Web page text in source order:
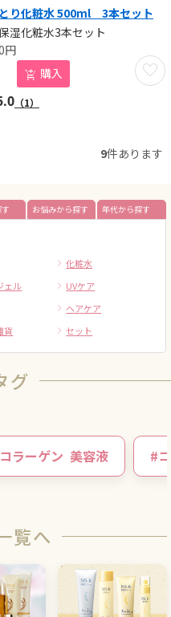
り化粧水 500ml 3本セット
湿化粧水3本セット
お気
円
購入
（1）
9件あります
お悩みから探す 年代から探す
化粧水
ェル
UVケア
ヘアケア
貨 セット
グ
コラーゲン 美容液 #
覧へ